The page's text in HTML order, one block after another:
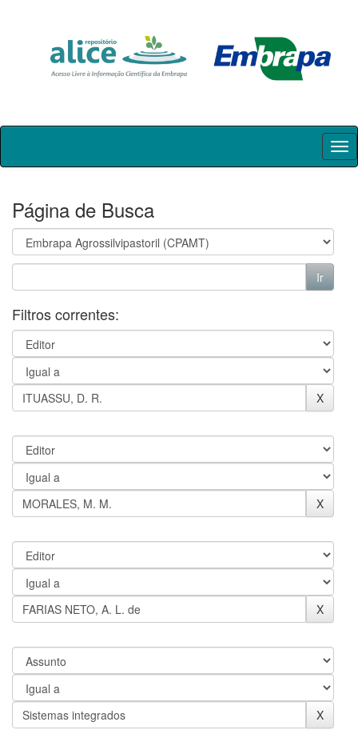
Skip
Página de Busca
Filtros correntes: